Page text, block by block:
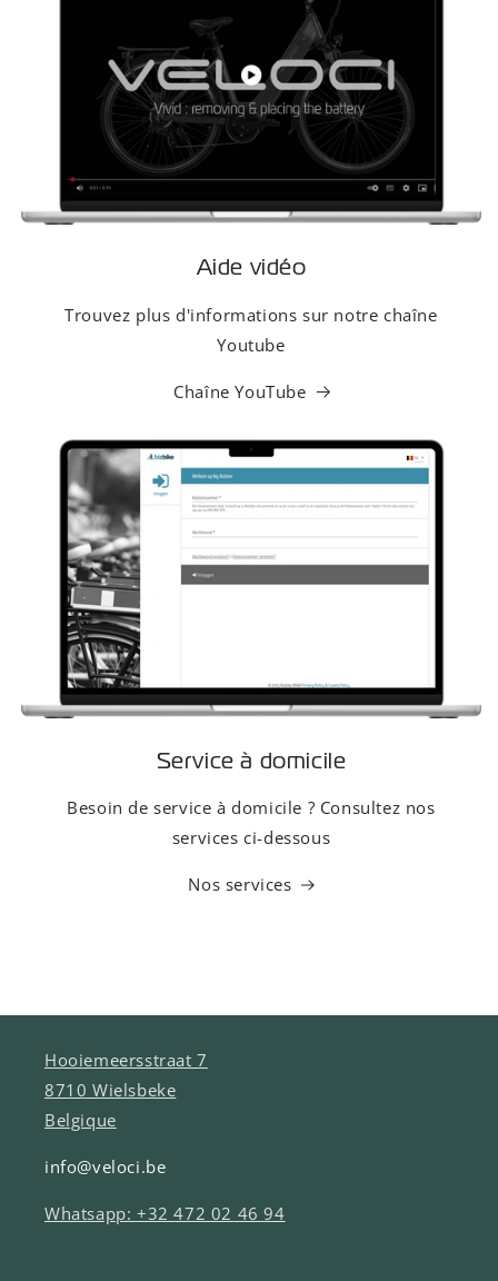
Aide vidéo
Trouvez plus d'informations sur notre chaîne
Youtube
Chaîne YouTube
Service à domicile
Besoin de service à domicile ? Consultez nos
services ci-dessous
Nos services
Hooiemeersstraat 7
8710 Wielsbeke
Belgique
info@veloci.be
Whatsapp: +32 472 02 46 94